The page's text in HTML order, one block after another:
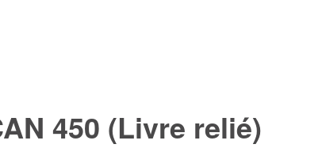
450 (Livre relié)